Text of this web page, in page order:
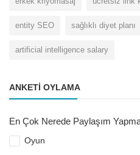
entity SEO sağlıklı diyet planı
artificial intelligence salary
ANKETI OYLAMA
En Çok Nerede Paylaşım
Oyun